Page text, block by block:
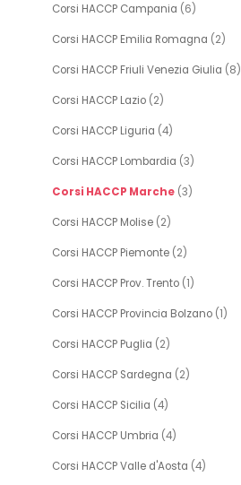
Corsi HACCP Campania (6)
Corsi HACCP Emilia Romagna (2)
Corsi HACCP Friuli Venezia Giulia (8)
Corsi HACCP Lazio (2)
Corsi HACCP Liguria (4)
Corsi HACCP Lombardia (3)
Corsi HACCP Marche (3)
Corsi HACCP Molise (2)
Corsi HACCP Piemonte (2)
Corsi HACCP Prov. Trento (1)
Corsi HACCP Provincia Bolzano (1)
Corsi HACCP Puglia (2)
Corsi HACCP Sardegna (2)
Corsi HACCP Sicilia (4)
Corsi HACCP Umbria (4)
Corsi HACCP Valle d'Aosta (4)